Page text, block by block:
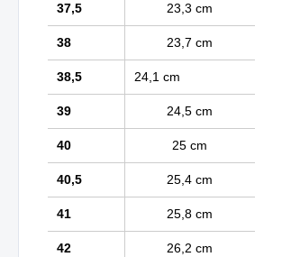
37,5 23,3 cm
38 23,7 cm
38,5 24,1 cm
39 24,5 cm
40 25 cm
40,5 25,4 cm
41 25,8 cm
42 26,2 cm